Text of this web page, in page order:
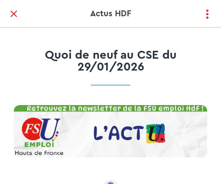
Actus HDF
Quoi de neuf au CSE du
29/01/2026